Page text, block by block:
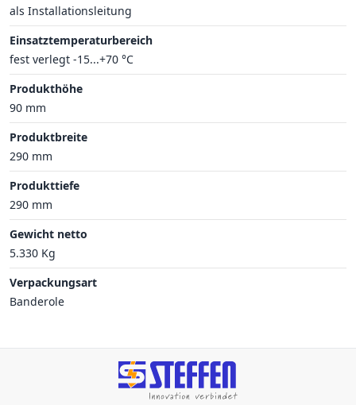
als Installationsleitung
Einsatztemperaturbereich
fest verlegt -15...+70 °C
Produkthöhe
90 mm
Produktbreite
290 mm
Produkttiefe
290 mm
Gewicht netto
5.330 Kg
Verpackungsart
Banderole